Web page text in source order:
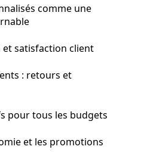
comme une
et satisfaction client
: retours et
pour tous les budgets
et les promotions